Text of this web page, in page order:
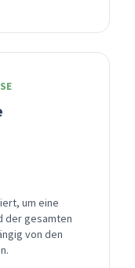
um eine
der gesamten
von den